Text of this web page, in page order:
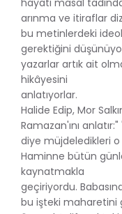
arınma ve itiraflar
bu metinlerdeki
gerektiğini
yazarlar artık ait
hikâyesini
anlatıyorlar.
Halide Edip, Mor
Ramazan'ını
diye müjdeledikleri
Haminne bütün
kaynatmakla
geçiriyordu.
bu işteki maharetini